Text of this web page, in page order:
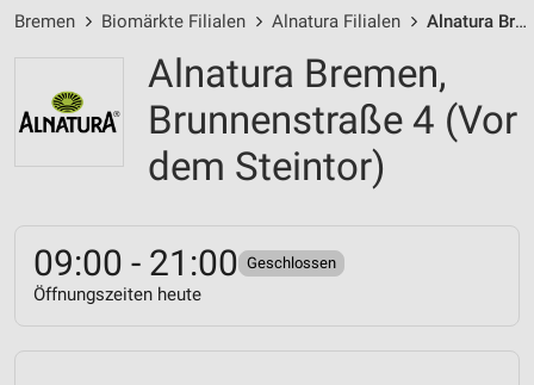
Bremen Biomärkte Filialen Alnatura Filialen Alnatura Bremen / Brunnenstraße 4 (Vor dem Steintor) - Öffnungszeiten & Adresse
Alnatura Bremen,
Brunnenstraße 4 (Vor
dem Steintor)
09:00 - 21:00 Geschlossen
Öffnungszeiten heute